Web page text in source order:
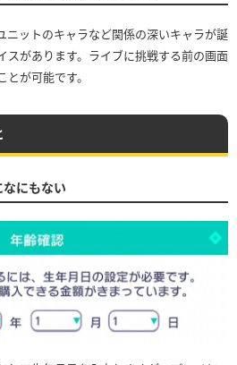
ニットのキャラなど関係の深いキャラが誕
スがあります。ライブに挑戦する前の画面
が可能です。
にもない